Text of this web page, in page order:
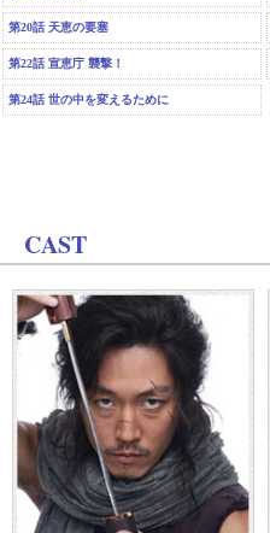
第20話 天恵の要塞
第22話 宣恵庁 襲撃！
第24話 世の中を変えるために
CAST